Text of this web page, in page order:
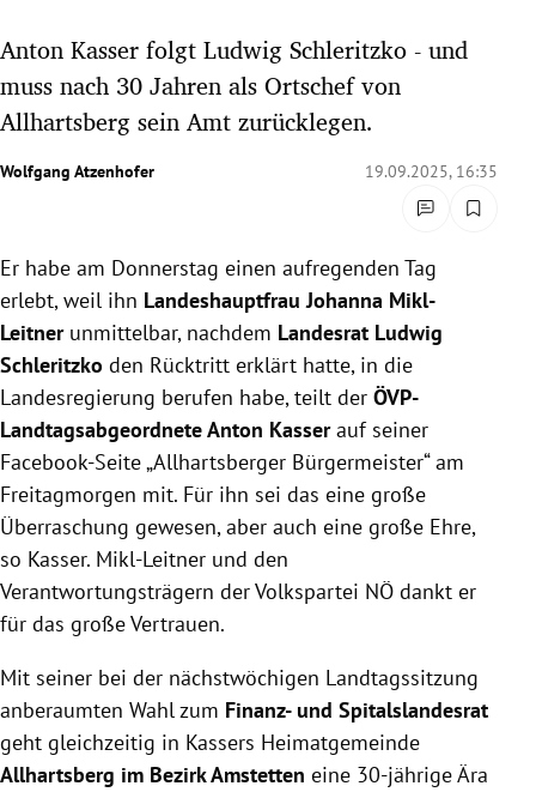
Untermenü
Untermenü
Untermenü
Anton Kasser folgt Ludwig Schleritzko - und
muss nach 30 Jahren als Ortschef von
Allhartsberg sein Amt zurücklegen.
Wolfgang Atzenhofer 19.09.2025, 16:35
Er habe am Donnerstag einen aufregenden Tag
erlebt, weil ihn Landeshauptfrau Johanna Mikl-
Leitner unmittelbar, nachdem Landesrat Ludwig
Schleritzko den Rücktritt erklärt hatte, in die
Landesregierung berufen habe, teilt der ÖVP-
Landtagsabgeordnete Anton Kasserauf seiner
Facebook-Seite „Allhartsberger Bürgermeister“ am
Freitagmorgen mit. Für ihn sei das eine große
Überraschung gewesen, aber auch eine große Ehre,
so Kasser. Mikl-Leitner und den
Verantwortungsträgern der Volkspartei NÖ dankt er
für das große Vertrauen.
Mit seiner bei der nächstwöchigen Landtagssitzung
anberaumten Wahl zum Finanz- und Spitalslandesrat
geht gleichzeitig in Kassers Heimatgemeinde
Allhartsberg im Bezirk Amstetten eine 30-jährige Ära